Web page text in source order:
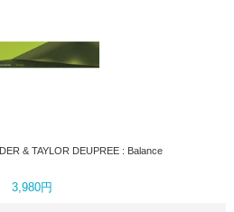
& TAYLOR DEUPREE : Balance
3,980円